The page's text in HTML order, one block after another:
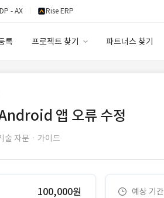
- AX Rise ERP
록 프로젝트 찾기 파트너스 찾기
앱 오류 수정
술 자문ㆍ가이드
100,000원 예상 기간